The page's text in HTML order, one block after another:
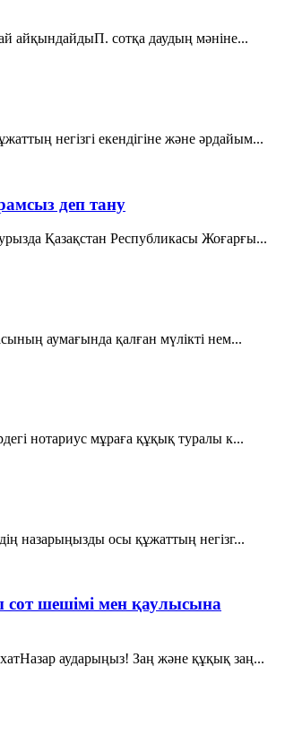
айқындайдыП. сотқа даудың мәніне...
негізгі екендігіне және әрдайым...
деп тану
Қазақстан Республикасы Жоғарғы...
аумағында қалған мүлiктi нем...
нотариус мұраға құқық туралы к...
назарыңызды осы құжаттың негізг...
сот шешімі мен қаулысына
аударыңыз! Заң және құқық заң...